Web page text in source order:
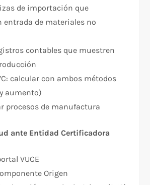
de importación que
entrada de materiales no
contables que muestren
calcular con ambos métodos
aumento)
procesos de manufactura
ante Entidad Certificadora
VUCE
Origen